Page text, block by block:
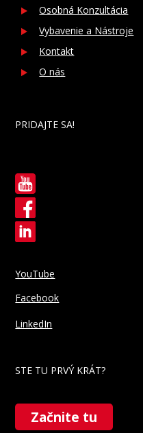
Osobná Konzultácia
Vybavenie a Nástroje
Kontakt
O nás
PRIDAJTE SA!
YouTube
Facebook
LinkedIn
STE TU PRVÝ KRÁT?
Začnite tu